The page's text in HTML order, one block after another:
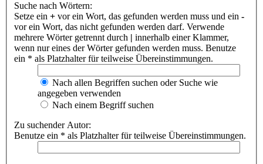
Suche nach Wörtern:
Setze ein + vor ein Wort, das gefunden werden muss und ein -
vor ein Wort, das nicht gefunden werden darf. Verwende
mehrere Wörter getrennt durch | innerhalb einer Klammer,
wenn nur eines der Wörter gefunden werden muss. Benutze
ein * als Platzhalter für teilweise Übereinstimmungen.
Nach allen Begriffen suchen oder Suche wie
angegeben verwenden
Nach einem Begriff suchen
Zu suchender Autor:
Benutze ein * als Platzhalter für teilweise Übereinstimmungen.